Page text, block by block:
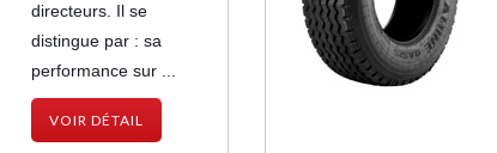
directeurs. Il se
distingue par : sa
performance sur ...
VOIR DÉTAIL